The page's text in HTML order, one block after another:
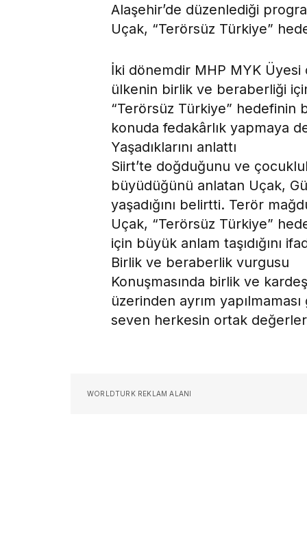
Alaşehir’de düzenlediği
Uçak, “Terörsüz Türkiye”
İki dönemdir MHP MYK Üyesi
ülkenin birlik ve beraberliği
“Terörsüz Türkiye” hedefinin
konuda fedakârlık yapmaya
Yaşadıklarını anlattı
Siirt’te doğduğunu ve
büyüdüğünü anlatan Uçak,
yaşadığını belirtti. Terör
Uçak, “Terörsüz Türkiye”
için büyük anlam taşıdığını
Birlik ve beraberlik vurgusu
Konuşmasında birlik ve
üzerinden ayrım
seven herkesin ortak
WORLDTURK REKLAM ALANI